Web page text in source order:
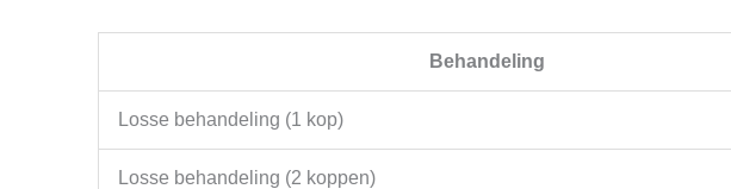
Behandeling
Losse behandeling (1 kop)
Losse behandeling (2 koppen)